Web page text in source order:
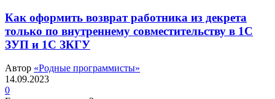
Как оформить возврат работника из декрета
только по внутреннему совместительству в 1С
ЗУП и 1С ЗКГУ
Автор «Родные программисты»
14.09.2023
0